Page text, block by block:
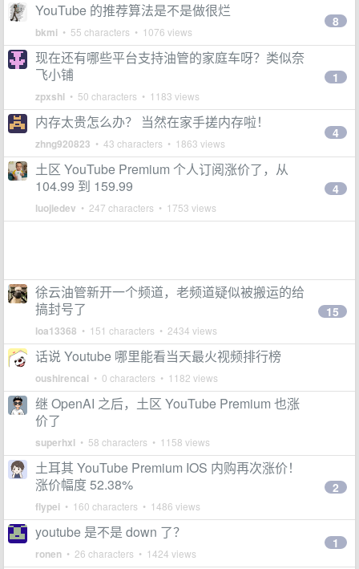
YouTube 的推荐算法是不是做很烂
bkmi • 55 characters • 1076 views
8
现在还有哪些平台支持油管的家庭车呀？类似奈
飞小铺
zpxshl • 50 characters • 1183 views
1
内存太贵怎么办？ 当然在家手搓内存啦！
zhng920823 • 43 characters • 1863 views
4
土区 YouTube Premium 个人订阅涨价了，从
104.99 到 159.99
luojiedev • 247 characters • 1753 views
4
徐云油管新开一个频道，老频道疑似被搬运的给
搞封号了
loa13368 • 151 characters • 2434 views
15
话说 Youtube 哪里能看当天最火视频排行榜
oushirencai • 0 characters • 1182 views
继 OpenAI 之后，土区 YouTube Premium 也涨
价了
superhxl • 58 characters • 1158 views
土耳其 YouTube Premium IOS 内购再次涨价！
涨价幅度 52.38%
flypei • 160 characters • 1486 views
2
youtube 是不是 down 了？
ronen • 26 characters • 1424 views
1